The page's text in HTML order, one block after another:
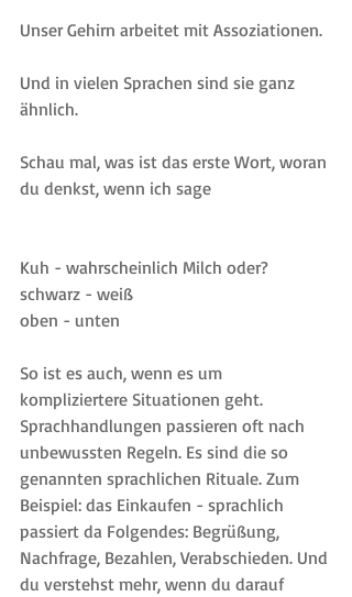
Unser Gehirn arbeitet mit Assoziationen.
Und in vielen Sprachen sind sie ganz
ähnlich.
Schau mal, was ist das erste Wort, woran
du denkst, wenn ich sage
Kuh - wahrscheinlich Milch oder?
schwarz - weiß
oben - unten
So ist es auch, wenn es um
kompliziertere Situationen geht.
Sprachhandlungen passieren oft nach
unbewussten Regeln. Es sind die so
genannten sprachlichen Rituale. Zum
Beispiel: das Einkaufen - sprachlich
passiert da Folgendes: Begrüßung,
Nachfrage, Bezahlen, Verabschieden. Und
du verstehst mehr, wenn du darauf